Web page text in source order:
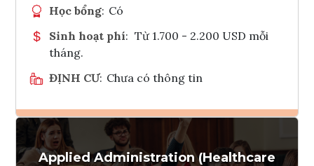
Học bổng: Có
Sinh hoạt phí: Từ 1.700 - 2.200 USD mỗi
tháng.
ĐỊNH CƯ: Chưa có thông tin
Ghi danh
Applied Administration (Healthcare